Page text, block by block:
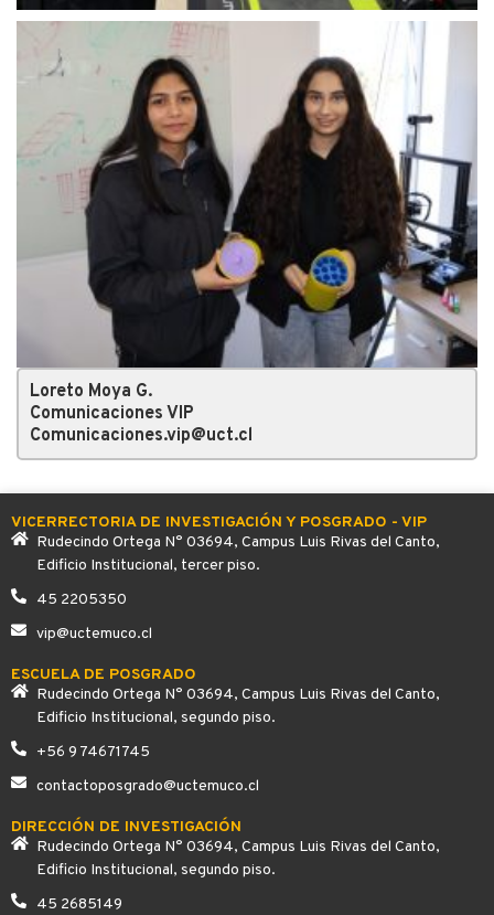
Loreto Moya G.
Comunicaciones VIP
Comunicaciones.vip@uct.cl
VICERRECTORIA DE INVESTIGACIÓN Y POSGRADO - VIP
Rudecindo Ortega N° 03694, Campus Luis Rivas del Canto,
Edificio Institucional, tercer piso.
45 2205350
vip@uctemuco.cl
ESCUELA DE POSGRADO
Rudecindo Ortega N° 03694, Campus Luis Rivas del Canto,
Edificio Institucional, segundo piso.
+56 9 74671745
contactoposgrado@uctemuco.cl
DIRECCIÓN DE INVESTIGACIÓN
Rudecindo Ortega N° 03694, Campus Luis Rivas del Canto,
Edificio Institucional, segundo piso.
45 2685149